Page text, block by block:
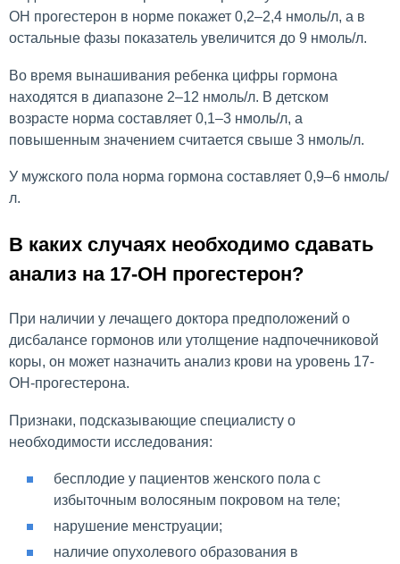
ОН прогестерон в норме покажет 0,2–2,4 нмоль/л, а в
остальные фазы показатель увеличится до 9 нмоль/л.
Во время вынашивания ребенка цифры гормона
находятся в диапазоне 2–12 нмоль/л. В детском
возрасте норма составляет 0,1–3 нмоль/л, а
повышенным значением считается свыше 3 нмоль/л.
У мужского пола норма гормона составляет 0,9–6 нмоль/
л.
В каких случаях необходимо сдавать
анализ на 17-ОН прогестерон?
При наличии у лечащего доктора предположений о
дисбалансе гормонов или утолщение надпочечниковой
коры, он может назначить анализ крови на уровень 17-
ОН-прогестерона.
Признаки, подсказывающие специалисту о
необходимости исследования:
бесплодие у пациентов женского пола с
избыточным волосяным покровом на теле;
нарушение менструации;
наличие опухолевого образования в